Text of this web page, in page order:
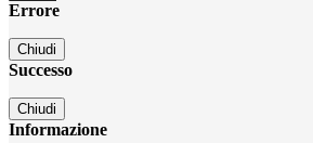
Errore
Chiudi
Successo
Chiudi
Informazione